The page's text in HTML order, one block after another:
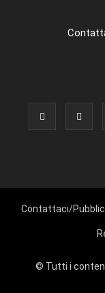
Contattaci/
© Tutti i